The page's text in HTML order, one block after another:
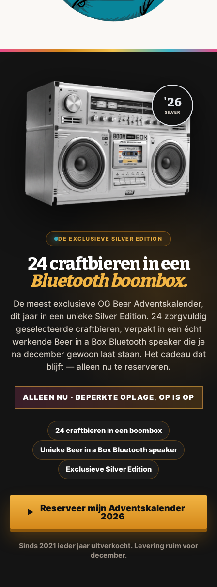
DE EXCLUSIEVE SILVER EDITION
24 craftbieren in een
Bluetooth boombox.
De meest exclusieve OG Beer Adventskalender,
dit jaar in een unieke Silver Edition. 24 zorgvuldig
geselecteerde craftbieren, verpakt in een écht
werkende Beer in a Box Bluetooth speaker die je
na december gewoon laat staan. Het cadeau dat
blijft — alleen nu te reserveren.
ALLEEN NU · BEPERKTE OPLAGE, OP IS OP
24 craftbieren in een boombox
Unieke Beer in a Box Bluetooth speaker
Exclusieve Silver Edition
Reserveer mijn Adventskalender
2026
Sinds 2021 ieder jaar uitverkocht. Levering ruim voor
december.
'26
SILVER